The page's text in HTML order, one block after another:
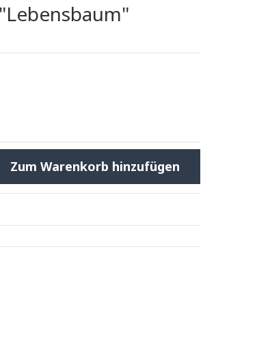
Zum Warenkorb hinzufügen